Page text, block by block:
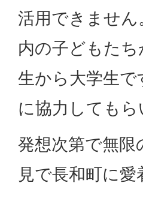
活用できませ
内の子どもた
生から大学生
に協力してもら
発想次第で無
見で長和町に